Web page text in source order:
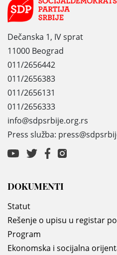
Dečanska 1, IV sprat
11000 Beograd
011/2656442
011/2656383
011/2656131
011/2656333
info@sdpsrbije.org.rs
Press služba:
DOKUMENTI
Statut
Rešenje o upisu u registar
Program
Ekonomska i socijalna